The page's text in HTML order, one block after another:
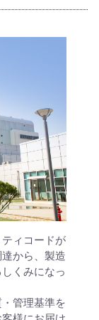
ィコードが
から、製造
くみになっ
管理基準を